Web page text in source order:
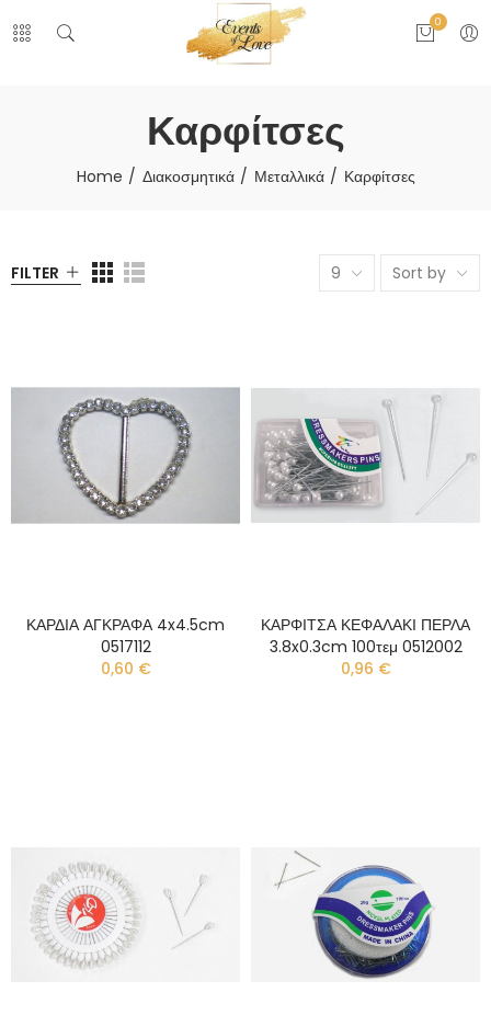
0
Καρφίτσες
Home Διακοσμητικά Μεταλλικά Καρφίτσες
FILTER 9 Sort by
ΚΑΡΔΙΑ ΑΓΚΡΑΦΑ 4x4.5cm
0517112
0,60 €
ΚΑΡΦΙΤΣΑ ΚΕΦΑΛΑΚΙ ΠΕΡΛΑ
3.8x0.3cm 100τεμ 0512002
0,96 €